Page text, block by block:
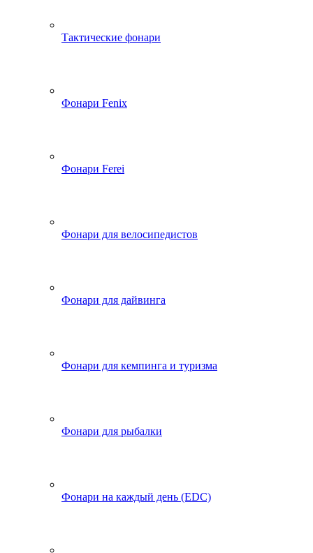
Тактические фонари
Фонари Fenix
Фонари Ferei
Фонари для велосипедистов
Фонари для дайвинга
Фонари для кемпинга и туризма
Фонари для рыбалки
Фонари на каждый день (EDC)